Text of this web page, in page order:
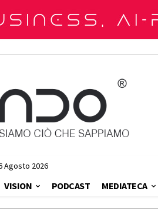
Agosto 2026
VISION PODCAST MEDIATECA